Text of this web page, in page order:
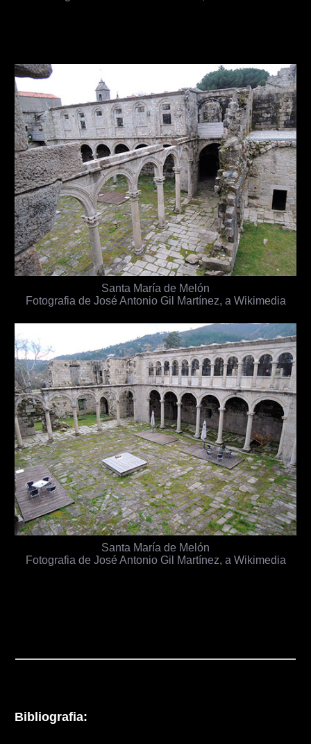
Santa María de Melón
Fotografia de José Antonio Gil Martínez, a Wikimedia
Santa María de Melón
Fotografia de José Antonio Gil Martínez, a Wikimedia
Bibliografia: